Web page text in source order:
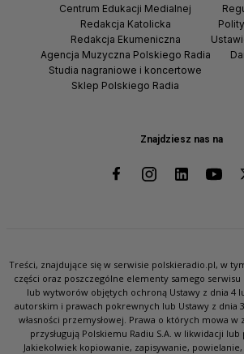
Znajdziesz nas na
Centrum Edukacji Medialnej
Redakcja Katolicka
Redakcja Ekumeniczna
Agencja Muzyczna Polskiego Radia
Studia nagraniowe i koncertowe
Sklep Polskiego Radia
Treści, znajdujące się w serwisie polskieradio.pl, w
części oraz poszczególne elementy samego
lub wytworów objętych ochroną Ustawy z dnia 4
autorskim i prawach pokrewnych lub Ustawy z dnia
własności przemysłowej. Prawa o których mowa
przysługują Polskiemu Radiu S.A. w likwidacji
Jakiekolwiek kopiowanie, zapisywanie,